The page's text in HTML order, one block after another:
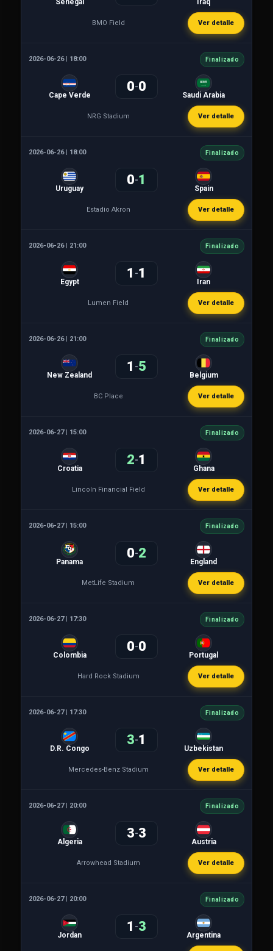
BMO Field Ver detalle
2026-06-26 | 18:00 Finalizado
Cape Verde
0-0
Saudi Arabia
NRG Stadium Ver detalle
2026-06-26 | 18:00 Finalizado
Uruguay
0-1
Spain
Estadio Akron Ver detalle
2026-06-26 | 21:00 Finalizado
Egypt
1 -1
Iran
Lumen Field Ver detalle
2026-06-26 | 21:00 Finalizado
New Zealand
1 -5
Belgium
BC Place Ver detalle
2026-06-27 | 15:00 Finalizado
Croatia
2-1
Ghana
Lincoln Financial Field Ver detalle
2026-06-27 | 15:00 Finalizado
Panama
0-2
England
MetLife Stadium Ver detalle
2026-06-27 | 17:30 Finalizado
Colombia
0-0
Portugal
Hard Rock Stadium Ver detalle
2026-06-27 | 17:30 Finalizado
D.R. Congo
3-1
Uzbekistan
Mercedes-Benz Stadium Ver detalle
2026-06-27 | 20:00 Finalizado
Algeria
3-3
Austria
Arrowhead Stadium Ver detalle
2026-06-27 | 20:00 Finalizado
Jordan
1 -3
Argentina